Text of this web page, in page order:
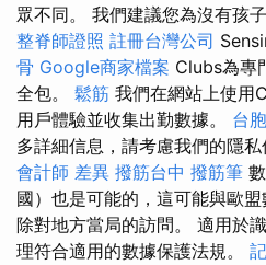
眾不同。 我們建議您為沒有孩
整脊師證照 註冊台灣公司
骨 Google商家檔案 Clubs為專
全包。 鬆筋 我們在網站上使用
用戶體驗並收集出勤數據。 台
多詳細信息，請考慮我們的隱私
會計師 差異 撥筋台中 撥筋筆
國）也是可能的，這可能與歐
除對地方當局的訪問。 適用於
理符合適用的數據保護法規。